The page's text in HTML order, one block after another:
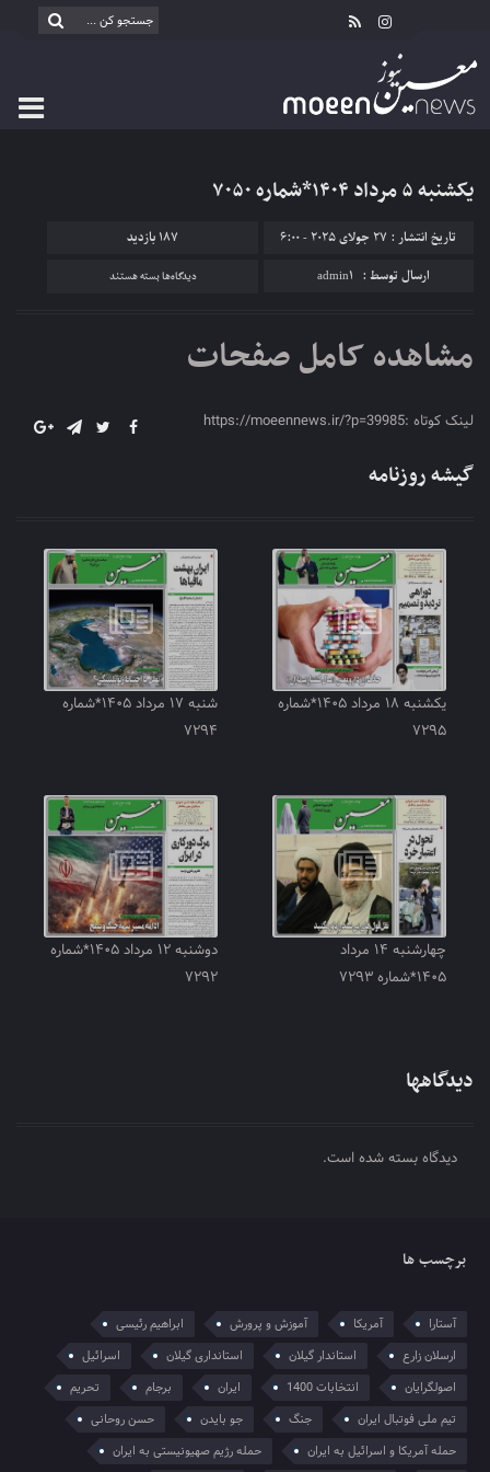
یکشنبه ۵ مرداد ۱۴۰۴*شماره ۷۰۵۰
تاریخ انتشار : 27 جولای 2025 - 6:00 187 بازدید
ارسال توسط : admin1 دیدگاه‌هابرای
بسته هستند
مشاهده کامل صفحات
لینک کوتاه :https://moeennews.ir/?p=39985
گیشه روزنامه
یکشنبه ۱۸ مرداد ۱۴۰۵*شماره
۷۲۹۵
شنبه ۱۷ مرداد ۱۴۰۵*شماره
۷۲۹۴
چهارشنبه ۱۴ مرداد
۱۴۰۵*شماره ۷۲۹۳
دوشنبه ۱۲ مرداد ۱۴۰۵*شماره
۷۲۹۲
دیدگاهها
دیدگاه بسته شده است.
برچسب ها
آستارا آمریکا آموزش و پرورش
ابراهیم رئیسی
ارسلان زارع
استاندار گیلان استانداری گیلان
اسرائیل
اصولگرایان
انتخابات 1400 ایران برجام
تحریم
تیم ملی فوتبال ایران
جنگ جو بایدن
حسن روحانی
حمله آمریکا و اسرائیل به ایران
حمله رژیم صهیونیستی به ایران